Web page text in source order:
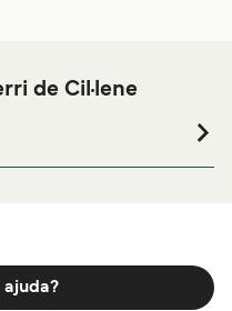
de Cil·lene
preus en allotjament i
a internet.
ajuda?